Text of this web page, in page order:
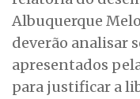
Albuquerque
deverão analisar
apresentados
para justificar a